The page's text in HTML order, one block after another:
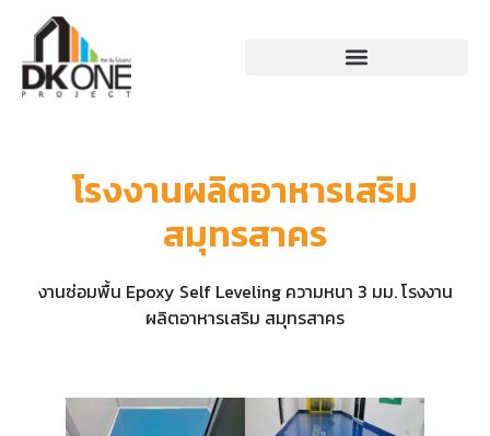
โรงงานผลิตอาหารเสริม
สมุทรสาคร
งานซ่อมพื้น Epoxy Self Leveling ความหนา 3 มม. โรงงาน
ผลิตอาหารเสริม สมุทรสาคร